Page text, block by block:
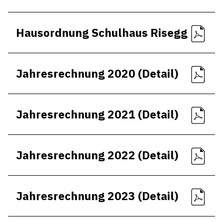
Hausordnung Schulhaus Risegg
Jahresrechnung 2020 (Detail)
Jahresrechnung 2021 (Detail)
Jahresrechnung 2022 (Detail)
Jahresrechnung 2023 (Detail)